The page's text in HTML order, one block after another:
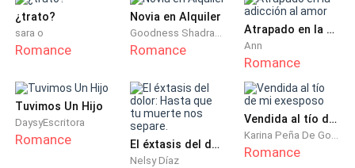
No permitiría que todo se fuera a la borda por aquel
hombre, que siendo joven la engatusó, haciéndole
creer que viviría en un cuento de hadas, y no ha sido
7 años de matrimonio, a sus 25 años, le han
demostrado a Vanessa, que de amor no se come, no
se pagan las cuentas, y no se es feliz.
¿trato?
sara o
Romance
Novia en Alquiler
Goodness Shadrach
Romance
Atrapado en la adicción al amor
Ann
Romance
Tuvimos Un Hijo
DaysyEscritora
Romance El éxtasis del dolor: Hasta que tu muerte nos separe.
Nelsy Díaz
Vendida al tío de mi exesposo
Karina Peña De Goncalves
Romance